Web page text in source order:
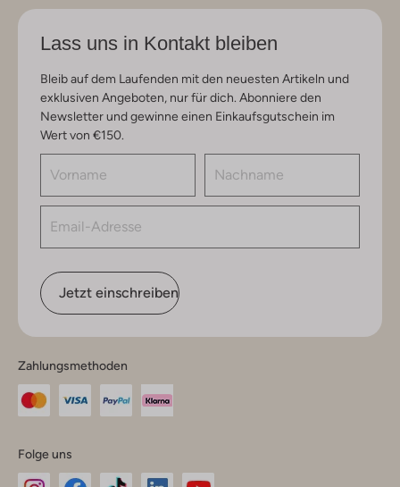
Lass uns in Kontakt bleiben
Bleib auf dem Laufenden mit den neuesten Artikeln und
exklusiven Angeboten, nur für dich. Abonniere den
Newsletter und gewinne einen Einkaufsgutschein im
Wert von €150.
Jetzt einschreiben
Zahlungsmethoden
Folge uns